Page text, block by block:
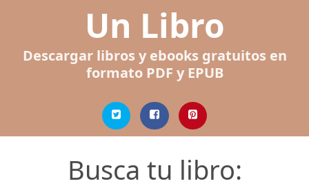
Un Libro
Descargar libros y ebooks gratuitos en
formato PDF y EPUB
Busca tu libro: